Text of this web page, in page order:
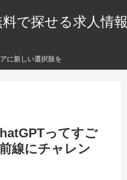
で探せる求人情報
に新しい選択肢を
ってすご
線にチャレン